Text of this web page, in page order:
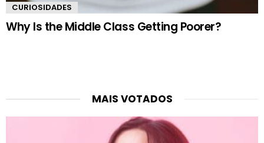
CURIOSIDADES
Why Is the Middle Class Getting Poorer?
MAIS VOTADOS